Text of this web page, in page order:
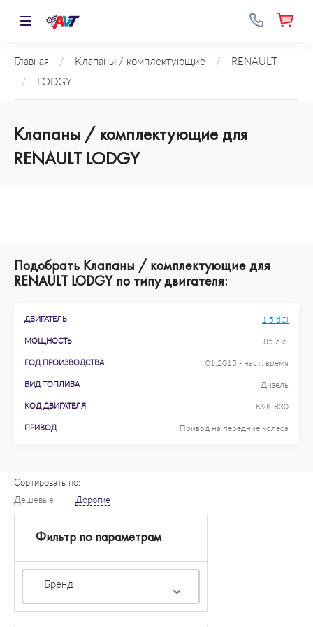
Главная / Клапаны / комплектующие /
RENAULT
/
LODGY
Клапаны / комплектующие для
RENAULT LODGY
Подобрать Клапаны / комплектующие для
RENAULT LODGY по типу двигателя:
ДВИГАТЕЛЬ 1.5 dCi
МОЩНОСТЬ 85 л.с.
ГОД ПРОИЗВОДСТВА 01.2015 - наст. время
ВИД ТОПЛИВА Дизель
КОД ДВИГАТЕЛЯ K9K 830
ПРИВОД Привод на передние колеса
Сортировать по:
Дешевые
Дорогие
Фильтр по параметрам
Бренд